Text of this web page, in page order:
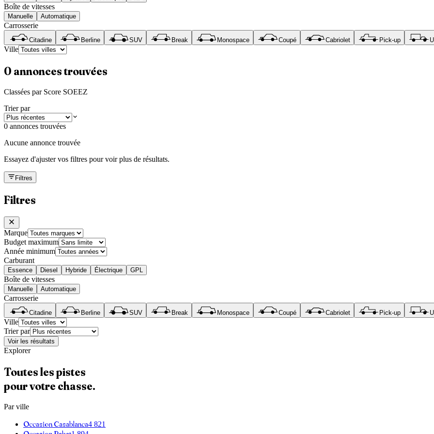
Boîte de vitesses
Manuelle Automatique
Carrosserie
Citadine Berline SUV Break Monospace Coupé Cabriolet Pick-up
Ville
0 annonces trouvées
Classées par Score SOEEZ
Trier par
0 annonces trouvées
Aucune annonce trouvée
Essayez d'ajuster vos filtres pour voir plus de résultats.
Filtres
Filtres
Marque
Budget maximum
Année minimum
Carburant
Essence Diesel Hybride Électrique GPL
Boîte de vitesses
Manuelle Automatique
Carrosserie
Citadine Berline SUV Break Monospace Coupé Cabriolet Pick-up
Ville
Trier par
Voir les résultats
Explorer
Toutes les pistes
pour votre chasse.
Par ville
Occasion Casablanca4 821